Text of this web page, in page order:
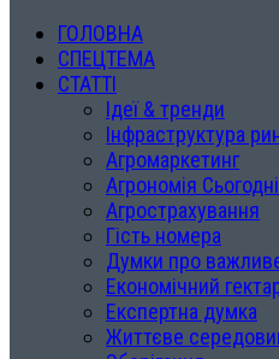
ГОЛОВНА
СПЕЦТЕМА
СТАТТІ
Ідеї & тренди
Інфраструктура
Агромаркетинг
Агрономія Сьогодні
Агрострахування
Гість номера
Думки про
Економічний
Експертна думка
Життєве